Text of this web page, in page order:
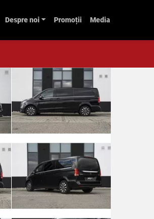
Despre noi Promoții Media